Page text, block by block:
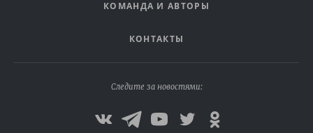
КОМАНДА И АВТОРЫ
КОНТАКТЫ
Следите за новостями: